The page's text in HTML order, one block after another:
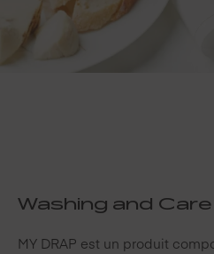
Washing and Care
MY DRAP est un produit